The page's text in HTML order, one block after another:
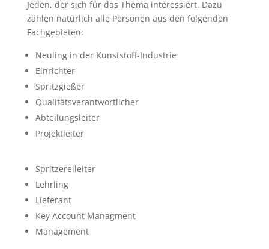
Jeden, der sich für das Thema interessiert. Dazu
zählen natürlich alle Personen aus den folgenden
Fachgebieten:
Neuling in der Kunststoff-Industrie
Einrichter
Spritzgießer
Qualitätsverantwortlicher
Abteilungsleiter
Projektleiter
Spritzereileiter
Lehrling
Lieferant
Key Account Managment
Management